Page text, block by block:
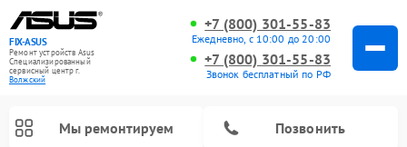
FIX-ASUS
Ремонт устройств Asus
Специализированный
cервисный центр г.
Волжский
+7 (800) 301-55-83
Ежедневно, с 10:00 до 20:00
+7 (800) 301-55-83
Звонок бесплатный по РФ
Мы ремонтируем Позвонить